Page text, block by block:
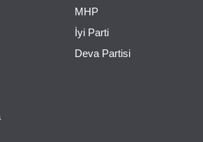
MHP
İyi Parti
Deva Partisi